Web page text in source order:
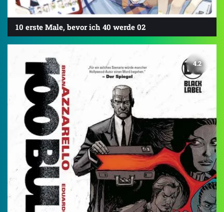
10 erste Male, bevor ich 40 werde 02
4.2